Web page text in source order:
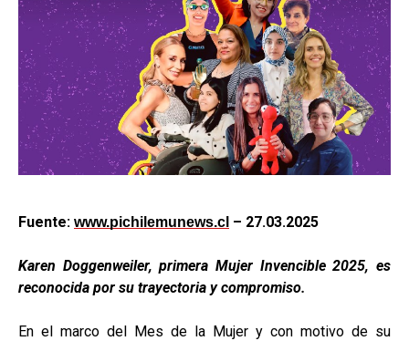
Fuente: www.pichilemunews.cl – 27.03.2025
Karen Doggenweiler, primera Mujer Invencible 2025, es
reconocida por su trayectoria y compromiso.
En el marco del Mes de la Mujer y con motivo de su